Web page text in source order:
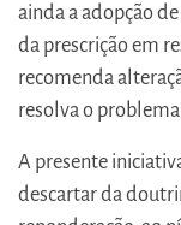
ainda a adopção
da prescrição em
recomenda
resolva o
A presente
descartar da